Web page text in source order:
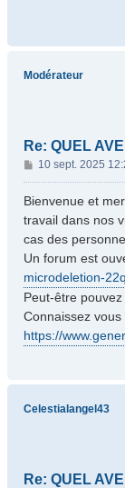
Modérateur
Re: QUEL
M
e
s
g
e
10 sept. 2025
Bienvenue et
travail dans nos
cas des
Un forum est
microdeletion-
Peut-être
Connaissez
https://
Celestialangel43
Re: QUEL